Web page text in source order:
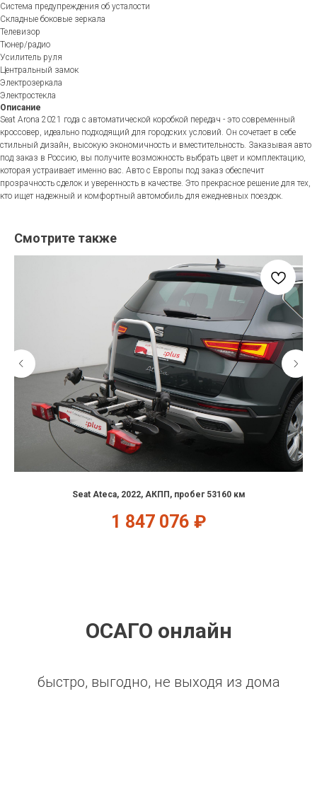
Система предупреждения об усталости
Складные боковые зеркала
Телевизор
Тюнер/радио
Усилитель руля
Центральный замок
Электрозеркала
Электростекла
Описание
Seat Arona 2021 года с автоматической коробкой передач - это современный
кроссовер, идеально подходящий для городских условий. Он сочетает в себе
стильный дизайн, высокую экономичность и вместительность. Заказывая авто
под заказ в Россию, вы получите возможность выбрать цвет и комплектацию,
которая устраивает именно вас. Авто с Европы под заказ обеспечит
прозрачность сделок и уверенность в качестве. Это прекрасное решение для тех,
кто ищет надежный и комфортный автомобиль для ежедневных поездок.
Смотрите также
Seat Ateca, 2022, АКПП, пробег 53160 км
1 847 076 ₽
ОСАГО онлайн
быстро, выгодно, не выходя из дома